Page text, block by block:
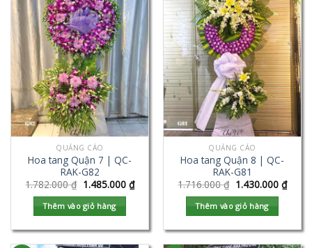
QUẢNG CÁO
Hoa tang Quận 7 | QC-
RAK-G82
1.782.000₫ 1.485.000 ₫
Thêm vào giỏ hàng
QUẢNG CÁO
Hoa tang Quận 8 | QC-
RAK-G81
1.716.000₫ 1.430.000 ₫
Thêm vào giỏ hàng